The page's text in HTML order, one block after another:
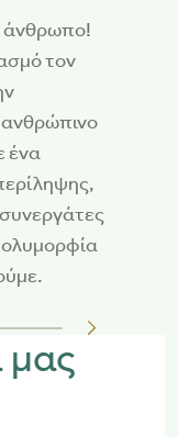
άνθρωπο!
τον
ένα
μας